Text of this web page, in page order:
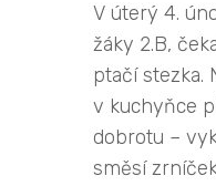
V úterý 4.
žáky 2.B,
ptačí stezka.
v kuchyňce
dobrotu –
směsí